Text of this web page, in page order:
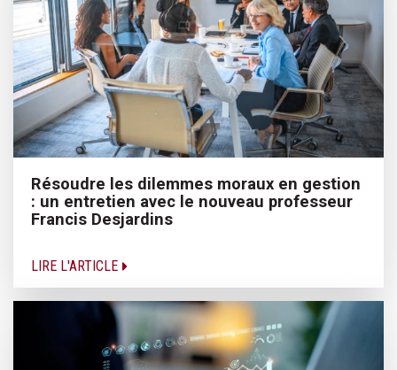
Résoudre les dilemmes moraux en gestion
: un entretien avec le nouveau professeur
Francis Desjardins
LIRE L'ARTICLE